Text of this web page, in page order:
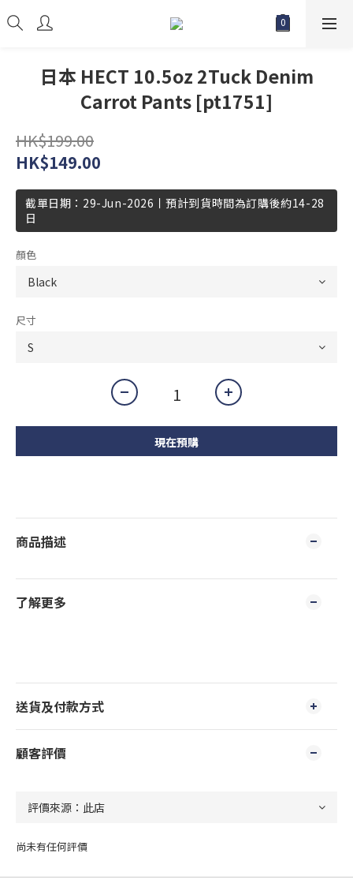
日本 HECT 10.5oz 2Tuck Denim
Carrot Pants [pt1751]
HK$199.00
HK$149.00
截單日期：29-Jun-2026丨預計到貨時間為訂購後約14-28
日
顏色
尺寸
現在預購
商品描述
了解更多
送貨及付款方式
顧客評價
尚未有任何評價